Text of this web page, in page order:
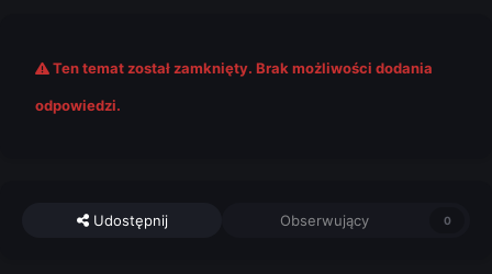
Ten temat został zamknięty. Brak możliwości dodania
odpowiedzi.
Udostępnij Obserwujący 0